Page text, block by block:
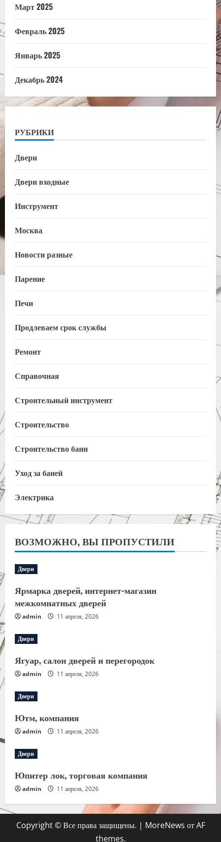
Март 2025
Февраль 2025
Январь 2025
Декабрь 2024
РУБРИКИ
Двери
Двери входные
Инструмент
Москва
Новости разные
Парение
Печи
Продлеваем срок службы
Ремонт
Справочная
Строительный инструмент
Строительство
Строительство бани
Уход за баней
Электрика
ВОЗМОЖНО, ВЫ ПРОПУСТИЛИ
Двери
Ярмарка дверей, интернет-магазин
межкомнатных дверей
admin 11 апреля, 2026
Двери
Ягуар, салон дверей и перегородок
admin 11 апреля, 2026
Двери
Ютм, компания
admin 11 апреля, 2026
Двери
Юпитер лок, торговая компания
admin 11 апреля, 2026
Copyright © Все права защищены. | MoreNews от AF
themes.